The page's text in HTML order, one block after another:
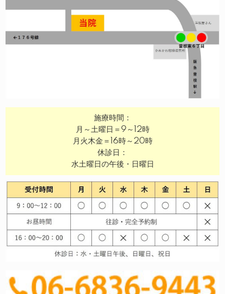
施療時間：
月～土曜日＝9～12時
月火木金＝16時～20時
休診日：
水土曜日の午後・日曜日